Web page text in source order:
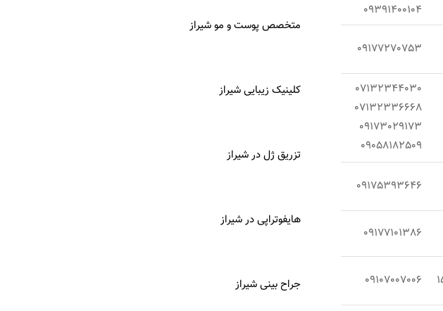
09391400104
09177270753
07132344030
07132336668
09173029173
09058182509
09175393646
09177101386
09107007006
متخصص پوست و مو شیراز
کلینیک زیبایی شیراز
تزریق ژل در شیراز
هایفوتراپی در شیراز
جراح بینی شیراز